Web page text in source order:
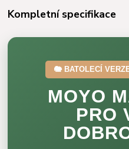
Kompletní specifikace
🐘 BATOLECÍ
MOYO
PRO